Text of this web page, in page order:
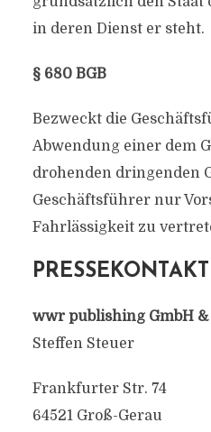
in deren Dienst er steht.
§ 680 BGB
Bezweckt die
Abwendung einer dem
drohenden dringenden
Geschäftsführer nur
Fahrlässigkeit zu
PRESSEKONTAKT
wwr publishing GmbH &
Steffen Steuer
Frankfurter Str. 74
64521 Groß-Gerau